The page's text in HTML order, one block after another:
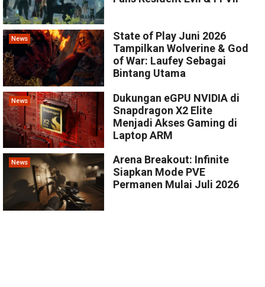
News
State of Play Juni 2026
Tampilkan Wolverine & God
of War: Laufey Sebagai
Bintang Utama
News
Dukungan eGPU NVIDIA di
Snapdragon X2 Elite
Menjadi Akses Gaming di
Laptop ARM
News
Arena Breakout: Infinite
Siapkan Mode PVE
Permanen Mulai Juli 2026